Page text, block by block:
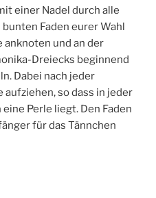
einer Nadel durch alle
Faden eurer Wahl
anknoten und an der
Dreiecks beginnend
Dabei nach jeder
aufziehen, so dass in jeder
Perle liegt. Den Faden
für das Tännchen